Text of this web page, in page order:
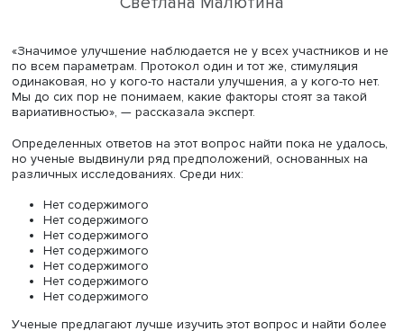
Светлана Малютина